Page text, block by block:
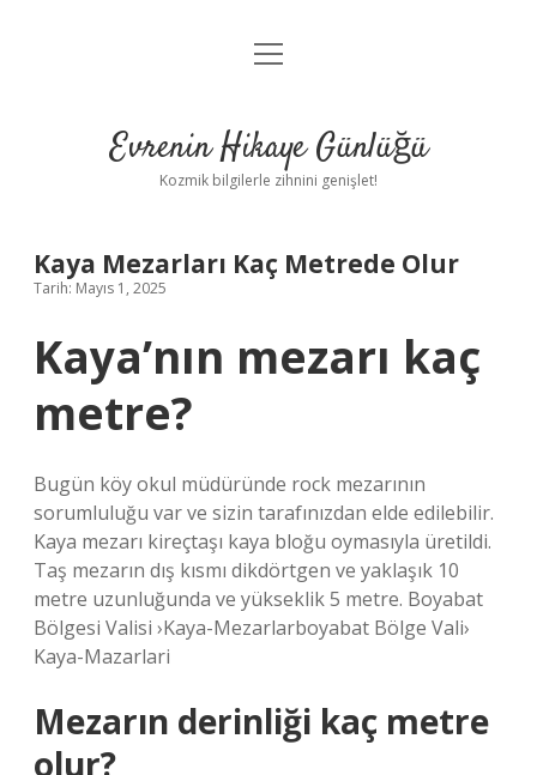
Anasayfa
Yasal Uyarı
menüyü
Evrenin Hikaye Günlüğü
Kozmik bilgilerle zihnini genişlet!
Kaya Mezarları Kaç Metrede Olur
Tarih: Mayıs 1, 2025
Kaya’nın mezarı kaç
metre?
Bugün köy okul müdüründe rock mezarının
sorumluluğu var ve sizin tarafınızdan elde edilebilir.
Kaya mezarı kireçtaşı kaya bloğu oymasıyla üretildi.
Taş mezarın dış kısmı dikdörtgen ve yaklaşık 10
metre uzunluğunda ve yükseklik 5 metre. Boyabat
Bölgesi Valisi ›Kaya-Mezarlarboyabat Bölge Vali›
Kaya-Mazarlari
Mezarın derinliği kaç metre
olur?